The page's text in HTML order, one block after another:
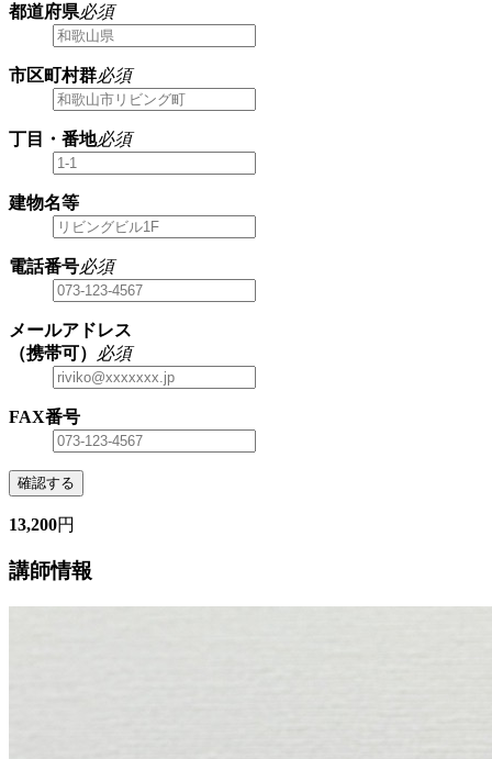
都道府県必須
市区町村群必須
丁目・番地必須
建物名等
電話番号必須
メールアドレス
（携帯可）
必須
FAX番号
確認する
13,200円
講師情報